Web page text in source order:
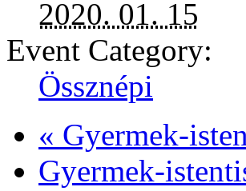
2020. 01. 15
Event Category:
Össznépi
« Gyermek-
Gyermek-